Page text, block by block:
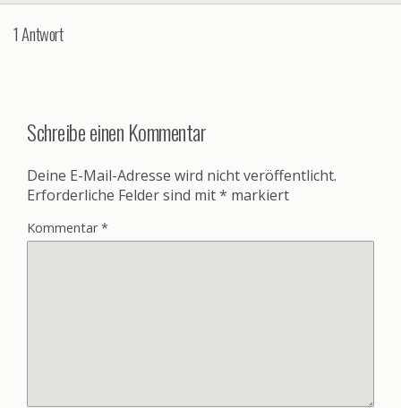
1 Antwort
Schreibe einen Kommentar
Deine E-Mail-Adresse wird nicht veröffentlicht.
Erforderliche Felder sind mit* markiert
Kommentar*